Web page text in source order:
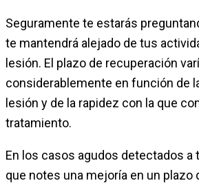
Seguramente te estarás
te mantendrá alejado de tus
lesión. El plazo de recuperación
considerablemente en función de
lesión y de la rapidez con la que
tratamiento.
En los casos agudos detectados a
que notes una mejoría en un plazo